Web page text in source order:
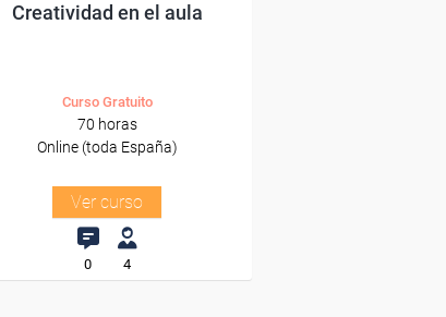
Creatividad en el aula
Curso Gratuito
70 horas
Online (toda España)
Ver curso
0 4